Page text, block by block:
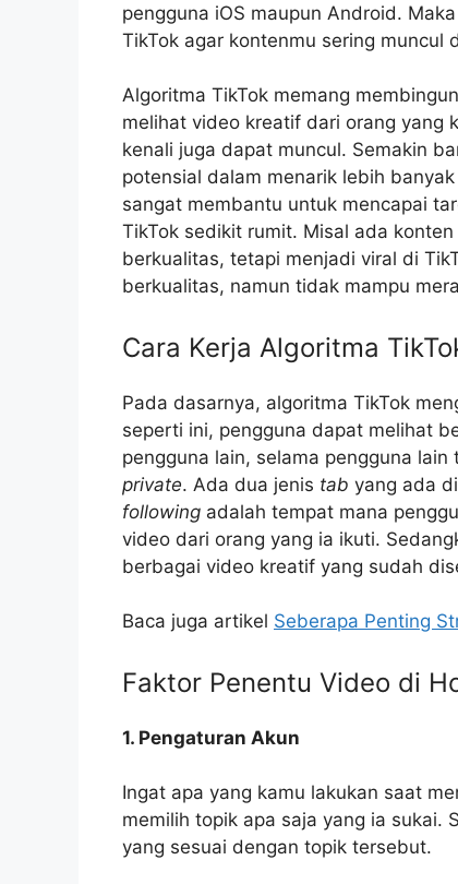
pengguna iOS maupun Android.
TikTok agar kontenmu sering muncul
Algoritma TikTok memang
melihat video kreatif dari orang yang
kenali juga dapat muncul. Semakin
potensial dalam menarik lebih
sangat membantu untuk mencapai
TikTok sedikit rumit. Misal ada
berkualitas, tetapi menjadi viral di
berkualitas, namun tidak mampu
Cara Kerja Algoritma
Pada dasarnya, algoritma TikTok
seperti ini, pengguna dapat melihat
pengguna lain, selama pengguna
private. Ada dua jenis tab yang ada
following adalah tempat mana
video dari orang yang ia ikuti.
berbagai video kreatif yang sudah
Baca juga artikel Seberapa Penting
Faktor Penentu Video di
1. Pengaturan Akun
Ingat apa yang kamu lakukan saat
memilih topik apa saja yang ia sukai.
yang sesuai dengan topik tersebut.